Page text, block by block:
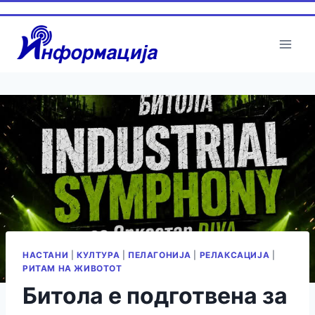
content
НАСТАНИ КУЛТУРА ПЕЛАГОНИЈА РЕЛАКСАЦИЈА
РИТАМ НА ЖИВОТОТ
Битола е подготвена за